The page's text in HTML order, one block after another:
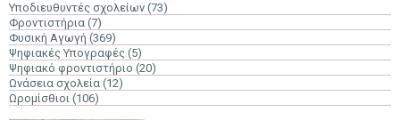
Υποδιευθυντές σχολείων (73)
Φροντιστήρια (7)
Φυσική Αγωγή (369)
Ψηφιακές Υπογραφές (5)
Ψηφιακό φροντιστήριο (20)
Ωνάσεια σχολεία (12)
Ωρομίσθιοι (106)